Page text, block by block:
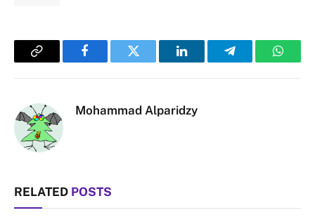
Copy
FacebookTwitter LinkedInTelegram
Mohammad Alparidzy
RELATED POSTS